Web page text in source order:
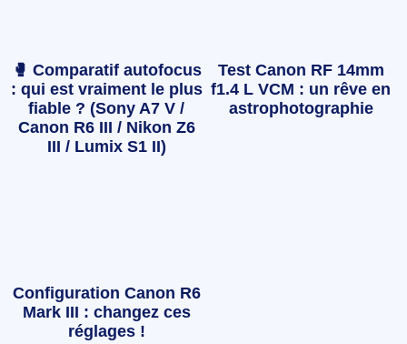
🥊 Comparatif autofocus
: qui est vraiment le plus
fiable ? (Sony A7 V /
Canon R6 III / Nikon Z6
III / Lumix S1 II)
Test Canon RF 14mm
f1.4 L VCM : un rêve en
astrophotographie
Configuration Canon R6
Mark III : changez ces
réglages !